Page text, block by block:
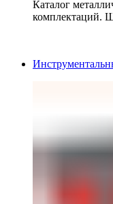
Каталог
комплектаций.